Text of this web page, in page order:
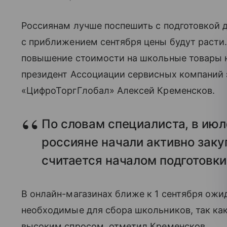
Россиянам лучше поспешить с подготовкой
с приближением сентября цены будут расти.
повышение стоимости на школьные товары
президент Ассоциации сервисных компаний
«ЦифроТоргГлобал» Алексей Кременсков.
По словам специалиста, в
россияне начали активно
считается началом
В онлайн-магазинах ближе к 1 сентября
необходимые для сбора школьников, так